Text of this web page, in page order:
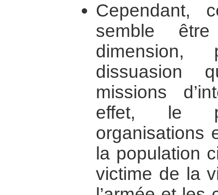
Cependant,
semble
dissuasion
missions
effet, le
organisations
la population
victime de la